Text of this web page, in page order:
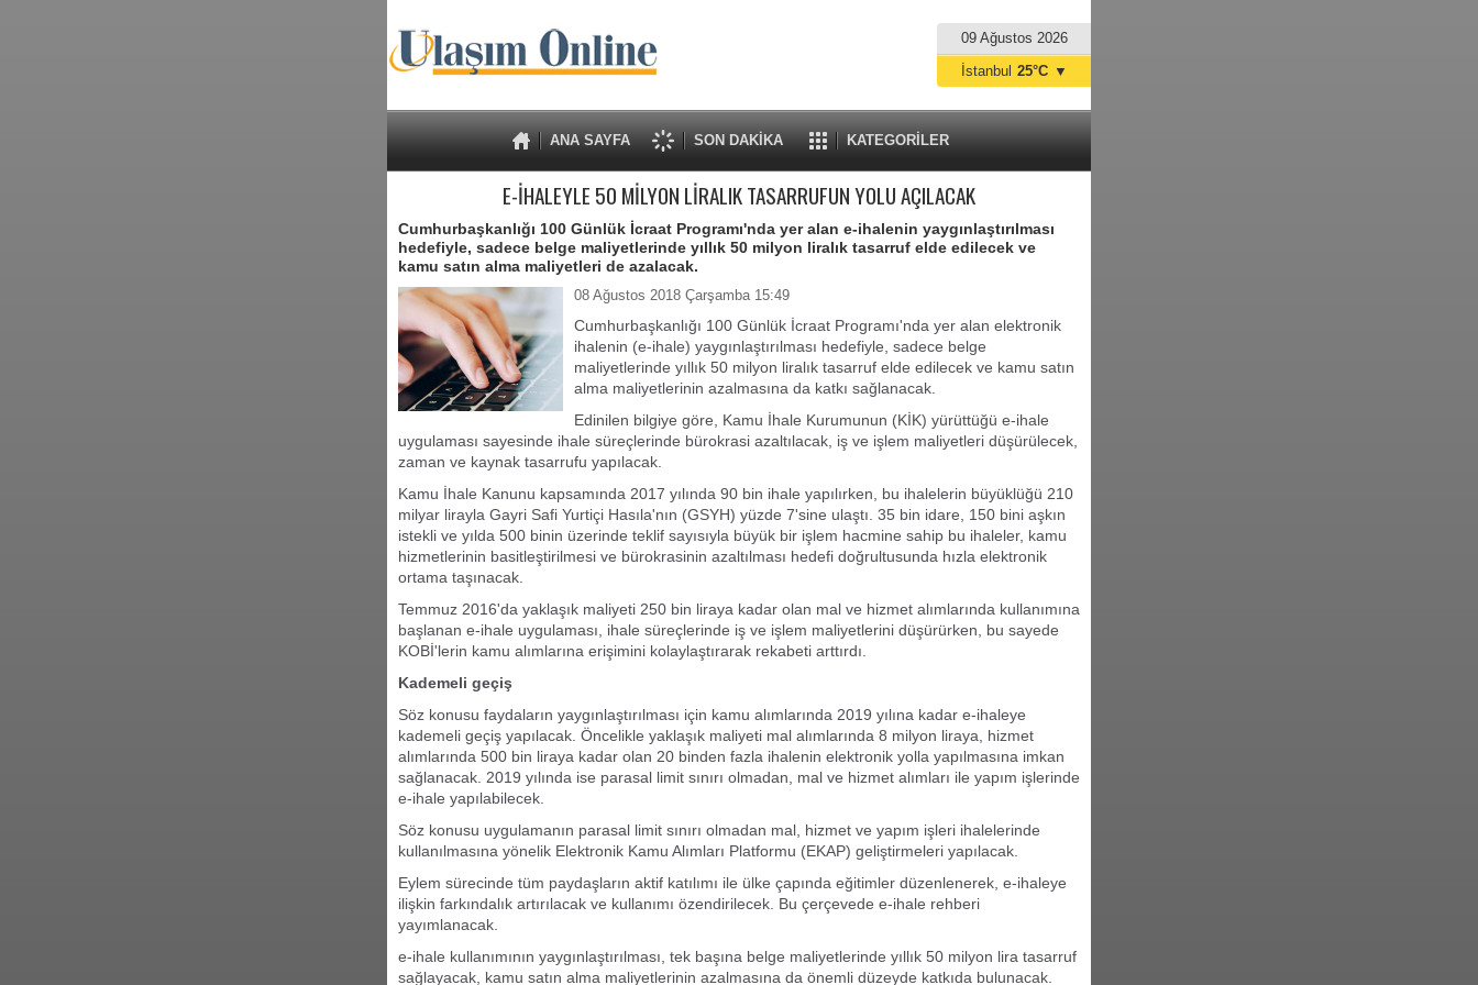
09 Ağustos 2026
ANA SAYFA SON DAKİKA KATEGORİLER
İstanbul 25°C ▼
E-İHALEYLE 50 MİLYON LİRALIK TASARRUFUN YOLU AÇILACAK
Cumhurbaşkanlığı 100 Günlük İcraat Programı'nda yer alan e-ihalenin yaygınlaştırılması
hedefiyle, sadece belge maliyetlerinde yıllık 50 milyon liralık tasarruf elde edilecek ve
kamu satın alma maliyetleri de azalacak.
08 Ağustos 2018 Çarşamba 15:49
Cumhurbaşkanlığı 100 Günlük İcraat Programı'nda yer alan elektronik
ihalenin (e-ihale) yaygınlaştırılması hedefiyle, sadece belge
maliyetlerinde yıllık 50 milyon liralık tasarruf elde edilecek ve kamu satın
alma maliyetlerinin azalmasına da katkı sağlanacak.
Edinilen bilgiye göre, Kamu İhale Kurumunun (KİK) yürüttüğü e-ihale
uygulaması sayesinde ihale süreçlerinde bürokrasi azaltılacak, iş ve işlem maliyetleri düşürülecek,
zaman ve kaynak tasarrufu yapılacak.
Kamu İhale Kanunu kapsamında 2017 yılında 90 bin ihale yapılırken, bu ihalelerin büyüklüğü 210
milyar lirayla Gayri Safi Yurtiçi Hasıla'nın (GSYH) yüzde 7'sine ulaştı. 35 bin idare, 150 bini aşkın
istekli ve yılda 500 binin üzerinde teklif sayısıyla büyük bir işlem hacmine sahip bu ihaleler, kamu
hizmetlerinin basitleştirilmesi ve bürokrasinin azaltılması hedefi doğrultusunda hızla elektronik
ortama taşınacak.
Temmuz 2016'da yaklaşık maliyeti 250 bin liraya kadar olan mal ve hizmet alımlarında kullanımına
başlanan e-ihale uygulaması, ihale süreçlerinde iş ve işlem maliyetlerini düşürürken, bu sayede
KOBİ'lerin kamu alımlarına erişimini kolaylaştırarak rekabeti arttırdı.
Kademeli geçiş
Söz konusu faydaların yaygınlaştırılması için kamu alımlarında 2019 yılına kadar e-ihaleye
kademeli geçiş yapılacak. Öncelikle yaklaşık maliyeti mal alımlarında 8 milyon liraya, hizmet
alımlarında 500 bin liraya kadar olan 20 binden fazla ihalenin elektronik yolla yapılmasına imkan
sağlanacak. 2019 yılında ise parasal limit sınırı olmadan, mal ve hizmet alımları ile yapım işlerinde
e-ihale yapılabilecek.
Söz konusu uygulamanın parasal limit sınırı olmadan mal, hizmet ve yapım işleri ihalelerinde
kullanılmasına yönelik Elektronik Kamu Alımları Platformu (EKAP) geliştirmeleri yapılacak.
Eylem sürecinde tüm paydaşların aktif katılımı ile ülke çapında eğitimler düzenlenerek, e-ihaleye
ilişkin farkındalık artırılacak ve kullanımı özendirilecek. Bu çerçevede e-ihale rehberi
yayımlanacak.
e-ihale kullanımının yaygınlaştırılması, tek başına belge maliyetlerinde yıllık 50 milyon lira tasarruf
sağlayacak, kamu satın alma maliyetlerinin azalmasına da önemli düzeyde katkıda bulunacak.